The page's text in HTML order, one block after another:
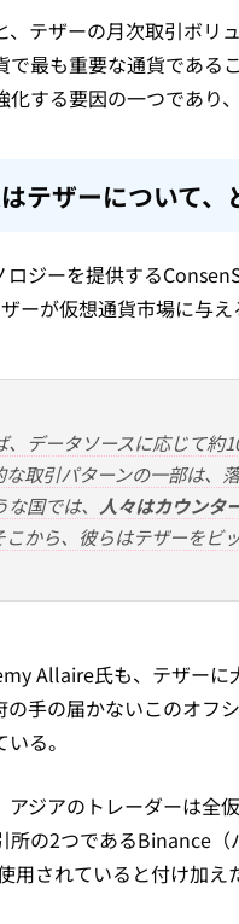
、テザーの月次取引ボ
で最も重要な通貨である
する要因の一つであり
テザーについて、
ロジーを提供する
ーが仮想通貨市場に与え
、データソースに応じて
な取引パターンの一部は、
国では、 人々はカウンタ
こから、彼らはテザーをビ
Allaire氏も、テザー
手の届かないこのオフ
る。
ジアのトレーダーは全
所の2つであるBinance
用されていると付け加え